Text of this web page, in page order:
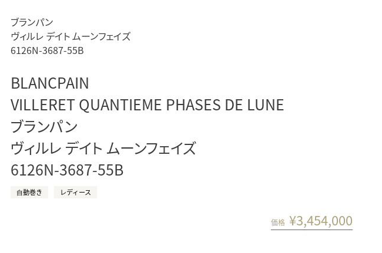
ARMINSTROM
アーミンシュトローム
一覧はこちら
いいモノ Gift selection
ック
ヒューリックスクエア札幌
ブランパン
ヴィルレ デイト ムーンフェイズ
6126N-3687-55B
BLANCPAIN
VILLERET QUANTIEME PHASES DE LUNE
ブランパン
ヴィルレ デイト ムーンフェイズ
6126N-3687-55B
⾃動巻き レディース
価格 ¥3,454,000